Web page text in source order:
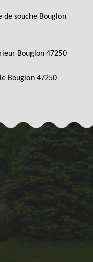
de souche Bouglon
Bouglon 47250
Bouglon 47250